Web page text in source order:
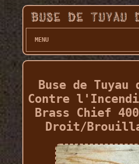
MENU
Buse de
Contre
Brass Chief
Droit/